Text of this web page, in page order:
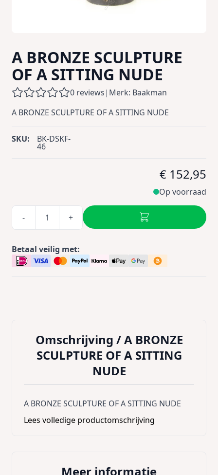
A BRONZE SCULPTURE
OF A SITTING NUDE
0 reviews| Merk: Baakman
A BRONZE SCULPTURE OF A SITTING NUDE
SKU: BK-DSKF-
46
€ 152,95
Op voorraad
- +
Betaal veilig met:
Omschrijving /A BRONZE
SCULPTURE OF A SITTING
NUDE
A BRONZE SCULPTURE OF A SITTING NUDE
Lees volledige productomschrijving
Meer informatie